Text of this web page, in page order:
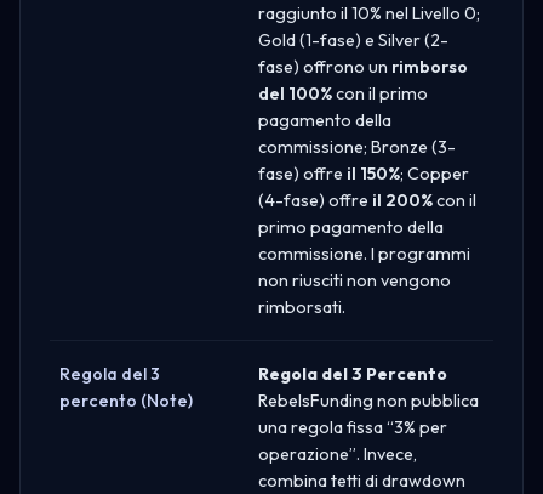
raggiunto il 10% nel Livello 0;
Gold (1-fase) e Silver (2-
fase) offrono un rimborso
del 100%con il primo
pagamento della
commissione; Bronze (3-
fase) offre il 150%; Copper
(4-fase) offre il 200%con il
primo pagamento della
commissione. I programmi
non riusciti non vengono
rimborsati.
Regola del 3
percento (Note)
Regola del 3 Percento
RebelsFunding non pubblica
una regola fissa “3% per
operazione”. Invece,
combina tetti di drawdown